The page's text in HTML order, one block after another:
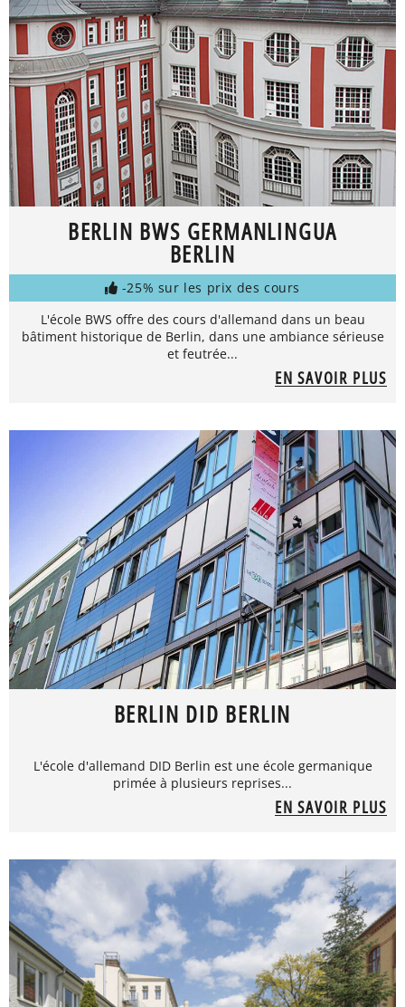
BERLIN BWS GERMANLINGUA
BERLIN
-25% sur les prix des cours
L'école BWS offre des cours d'allemand dans un beau
bâtiment historique de Berlin, dans une ambiance sérieuse
et feutrée...
EN SAVOIR PLUS
BERLIN DID BERLIN
L'école d'allemand DID Berlin est une école germanique
primée à plusieurs reprises...
EN SAVOIR PLUS